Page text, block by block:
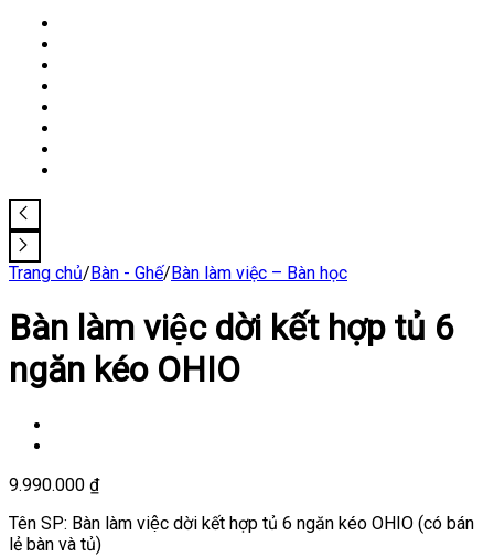
Trang chủ/Bàn - Ghế/Bàn làm việc – Bàn học
Bàn làm việc dời kết hợp tủ 6
ngăn kéo OHIO
9.990.000 ₫
Tên SP: Bàn làm việc dời kết hợp tủ 6 ngăn kéo OHIO (có bán
lẻ bàn và tủ)